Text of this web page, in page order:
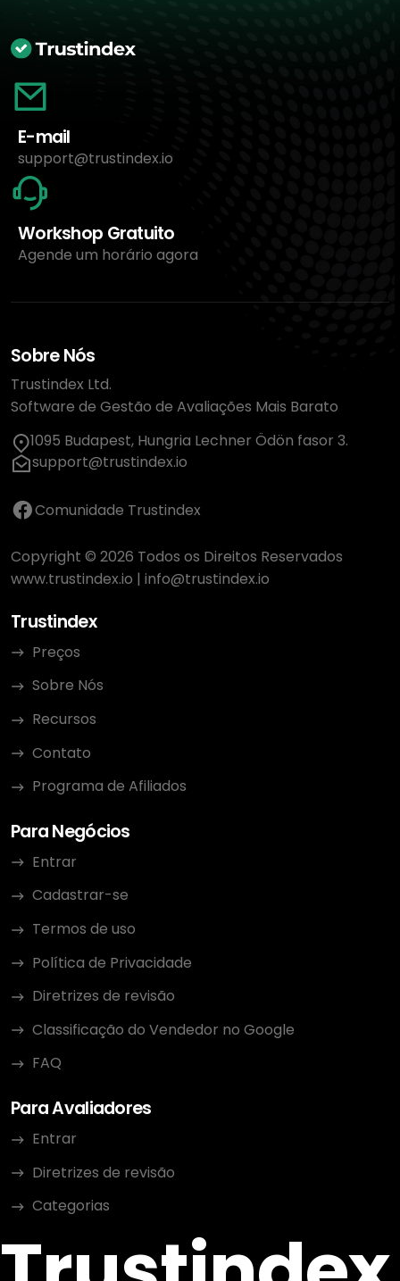
E-mail
support@trustindex.io
Workshop Gratuito
Agende um horário agora
Sobre Nós
Trustindex Ltd.
Software de Gestão de Avaliações Mais Barato
1095 Budapest, Hungria Lechner Ödön fasor 3.
support@trustindex.io
Comunidade Trustindex
Copyright © 2026 Todos os Direitos Reservados
www.trustindex.io | info@trustindex.io
Trustindex
Preços
Sobre Nós
Recursos
Contato
Programa de Afiliados
Para Negócios
Entrar
Cadastrar-se
Termos de uso
Política de Privacidade
Diretrizes de revisão
Classificação do Vendedor no Google
FAQ
Para Avaliadores
Entrar
Diretrizes de revisão
Categorias